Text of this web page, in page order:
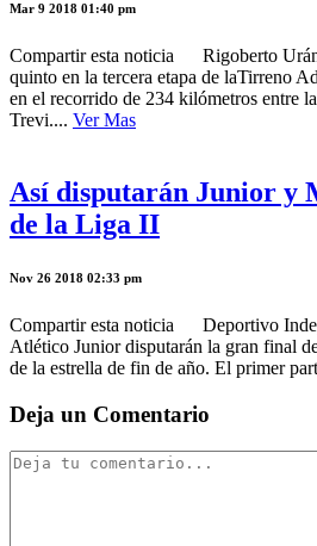
Mar 9 2018 01:40 pm
Compartir esta noticia Rigoberto
quinto en la tercera etapa de laTirreno
en el recorrido de 234 kilómetros entre
Trevi.... Ver Mas
Así disputarán Junior y
de la Liga II
Nov 26 2018 02:33 pm
Compartir esta noticia Deportivo
Atlético Junior disputarán la gran final
de la estrella de fin de año. El primer
Deja un Comentario